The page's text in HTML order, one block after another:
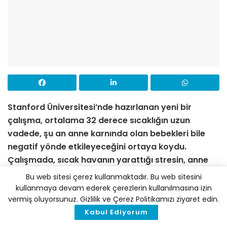
Stanford Üniversitesi’nde hazırlanan yeni bir
çalışma, ortalama 32 derece sıcaklığın uzun
vadede, şu an anne karnında olan bebekleri bile
negatif yönde etkileyeceğini ortaya koydu.
Çalışmada, sıcak havanın yarattığı stresin, anne
karnındaki bebeklerin büyüdükleri zaman daha
düşük kazanç elde etmelerine sebep olabileceği
öne sürülüyor.
Stanford Üniversitesi’nden sağlık politikaları
Bu web sitesi çerez kullanmaktadır. Bu web sitesini
kullanmaya devam ederek çerezlerin kullanılmasına izin
vermiş oluyorsunuz. Gizlilik ve Çerez Politikamızı ziyaret edin.
Kabul Ediyorum